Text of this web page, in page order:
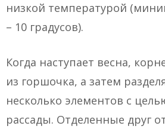
низкой температурой
– 10 градусов).
Когда наступает весна,
из горшочка, а затем
несколько элементов с
рассады. Отделенные друг